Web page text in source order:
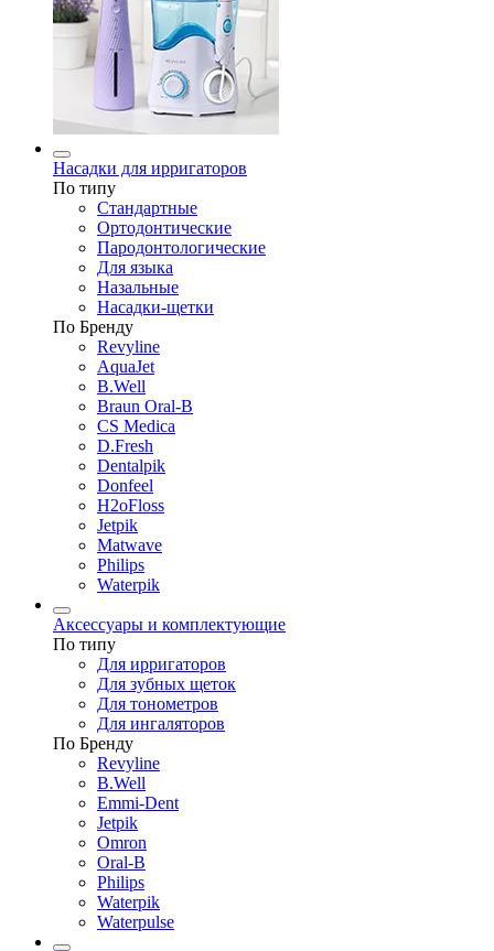
Насадки для ирригаторов
По типу
Стандартные
Ортодонтические
Пародонтологические
Для языка
Назальные
Насадки-щетки
По Бренду
Revyline
AquaJet
B.Well
Braun Oral-B
CS Medica
D.Fresh
Dentalpik
Donfeel
H2oFloss
Jetpik
Matwave
Philips
Waterpik
Аксессуары и комплектующие
По типу
Для ирригаторов
Для зубных щеток
Для тонометров
Для ингаляторов
По Бренду
Revyline
B.Well
Emmi-Dent
Jetpik
Omron
Oral-B
Philips
Waterpik
Waterpulse